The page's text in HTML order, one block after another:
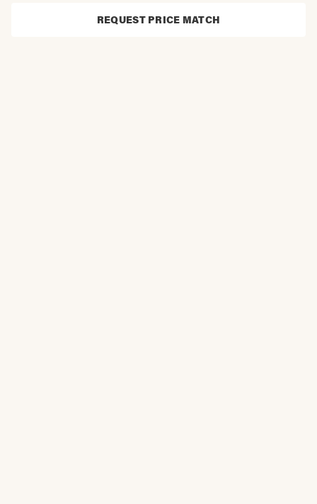
REQUEST PRICE MATCH